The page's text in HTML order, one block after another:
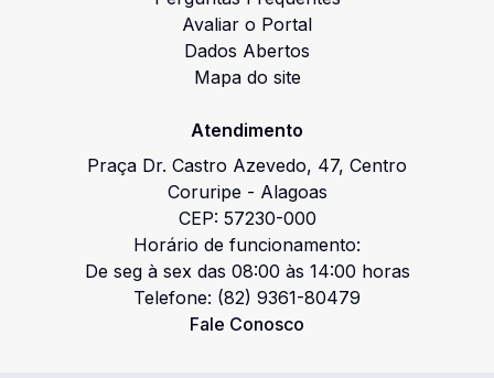
Avaliar o Portal
Dados Abertos
Mapa do site
Atendimento
Praça Dr. Castro Azevedo, 47, Centro
Coruripe- Alagoas
CEP: 57230-000
Horário de funcionamento:
De seg à sex das 08:00 às 14:00 horas
Telefone: (82) 9361-80479
Fale Conosco